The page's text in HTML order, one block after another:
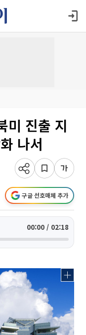
미 진출 지
나서
구글 선호매체 추가
00:00 / 02:18